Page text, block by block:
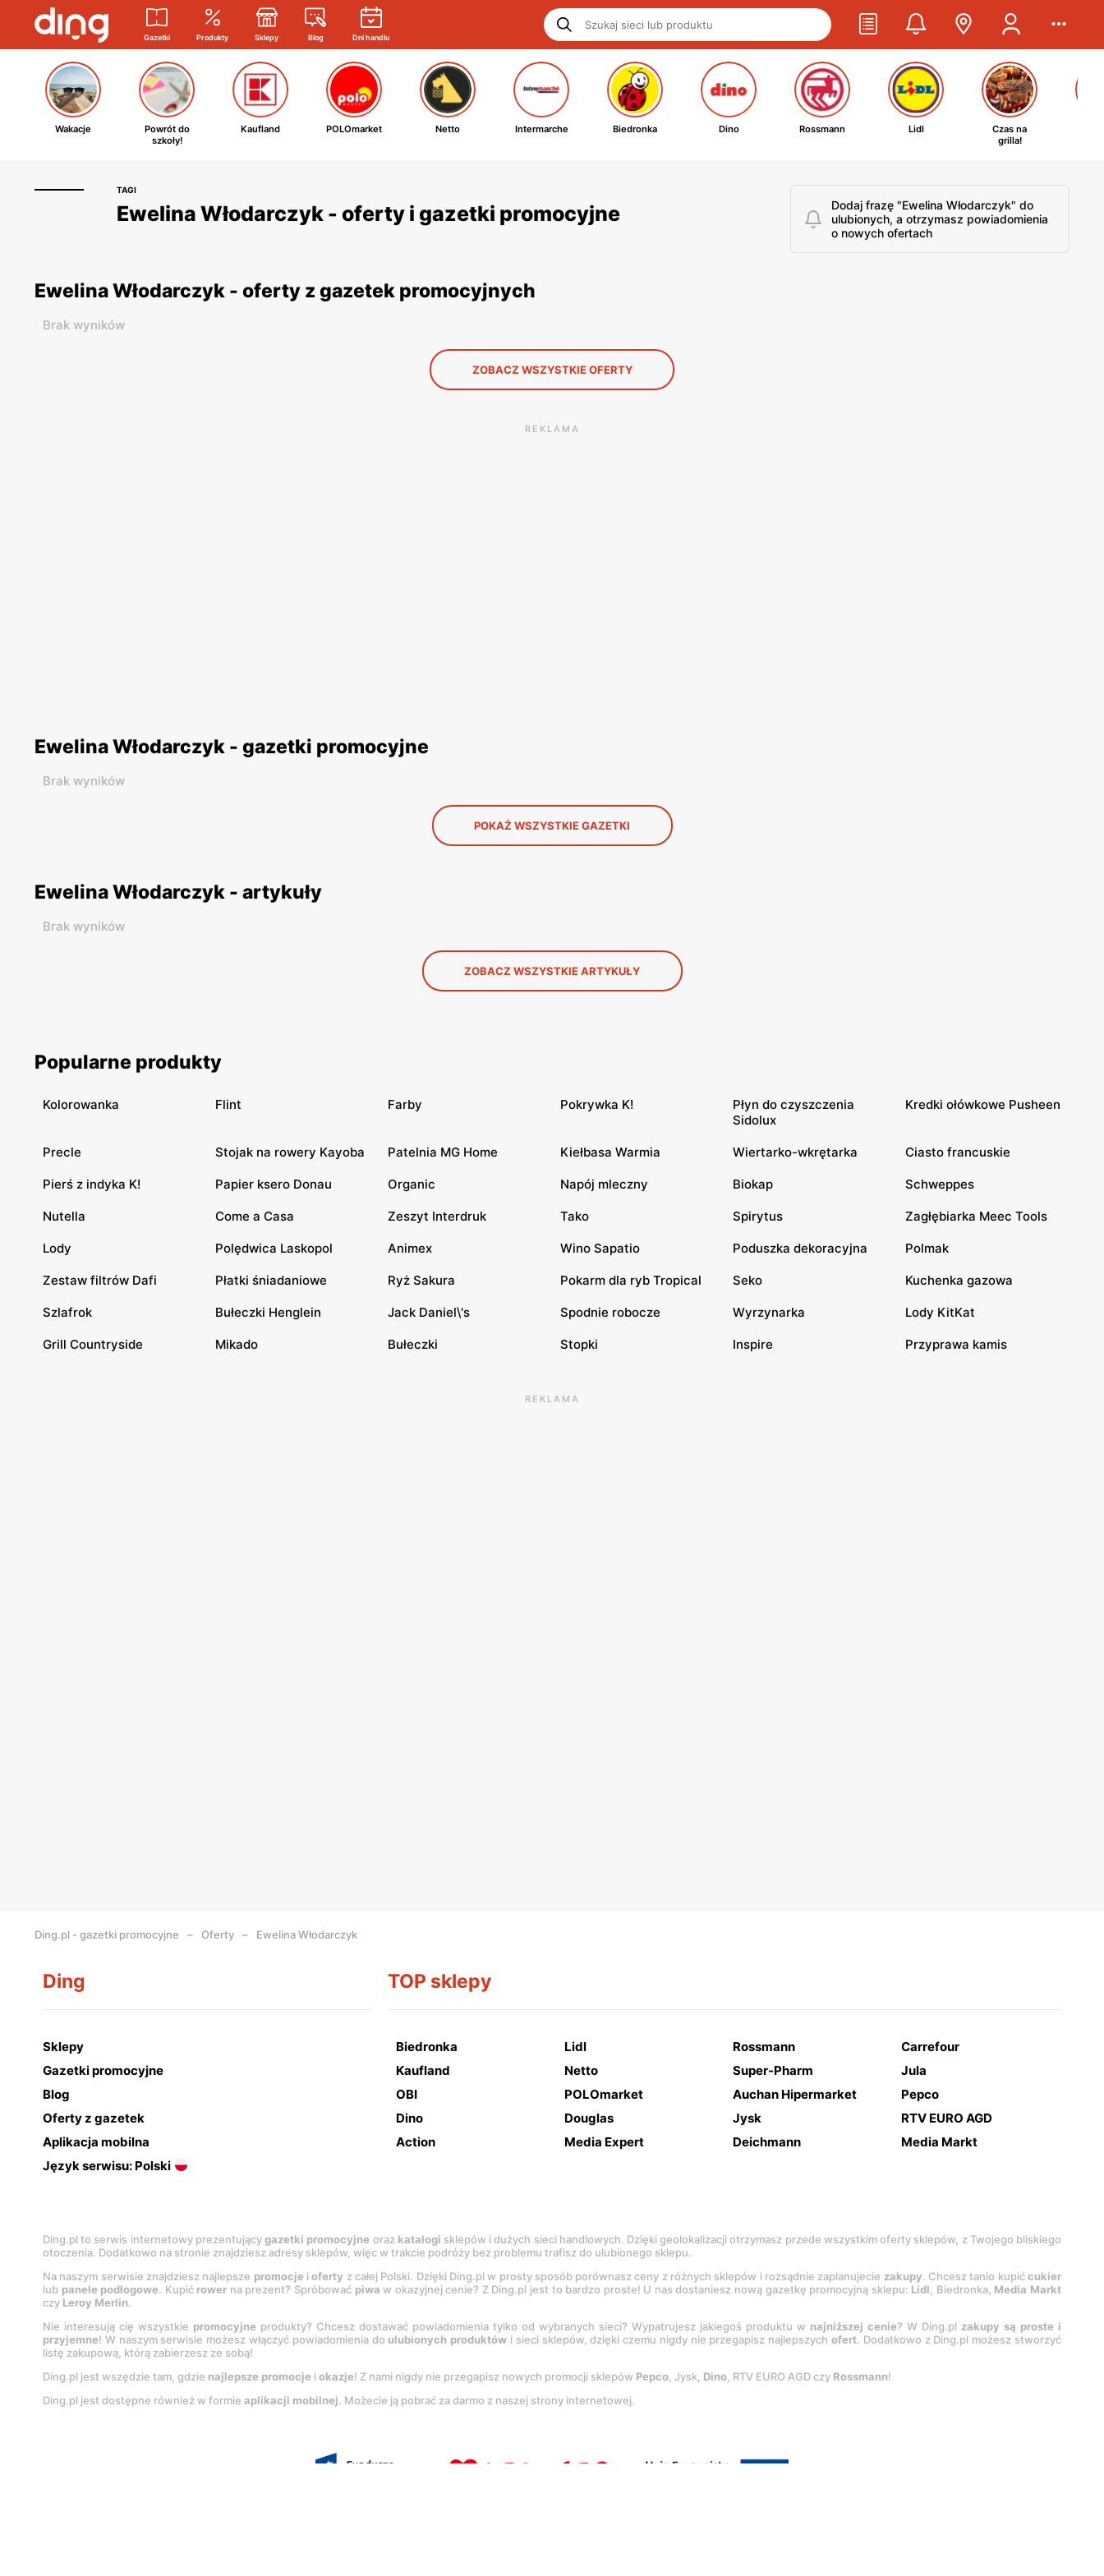
Gazetki Produkty Sklepy Blog Dni handlu
Wakacje
Powrót do
szkoły!
Kaufland POLOmarket Netto Intermarche Biedronka Dino Rossmann Lidl
Czas na
grilla!
TAGI
Ewelina Włodarczyk - oferty i gazetki promocyjne
Dodaj frazę "Ewelina Włodarczyk" do
ulubionych, a otrzymasz powiadomienia
o nowych ofertach
Ewelina Włodarczyk - oferty z gazetek promocyjnych
Brak wyników
ZOBACZ WSZYSTKIE OFERTY
REKLAMA
Ewelina Włodarczyk - gazetki promocyjne
Brak wyników
POKAŻ WSZYSTKIE GAZETKI
Ewelina Włodarczyk - artykuły
Brak wyników
ZOBACZ WSZYSTKIE ARTYKUŁY
Popularne produkty
Kolorowanka Flint Farby Pokrywka K!
Płyn do czyszczenia
Sidolux
Kredki ołówkowe Pusheen
Precle Stojak na rowery Kayoba Patelnia MG Home Kiełbasa Warmia Wiertarko-wkrętarka Ciasto francuskie
Pierś z indyka K! Papier ksero Donau Organic Napój mleczny Biokap Schweppes
Nutella Come a Casa Zeszyt Interdruk Tako Spirytus Zagłębiarka Meec Tools
Lody Polędwica Laskopol Animex Wino Sapatio Poduszka dekoracyjna Polmak
Zestaw filtrów Dafi Płatki śniadaniowe Ryż Sakura Pokarm dla ryb Tropical Seko Kuchenka gazowa
Szlafrok Bułeczki Henglein Jack Daniel\'s Spodnie robocze Wyrzynarka Lody KitKat
Grill Countryside Mikado Bułeczki Stopki Inspire Przyprawa kamis
REKLAMA
Ding.pl - gazetki promocyjne Oferty Ewelina Włodarczyk
Ding
Sklepy
Gazetki promocyjne
Blog
Oferty z gazetek
Aplikacja mobilna
Język serwisu: Polski
TOP sklepy
Biedronka Lidl Rossmann
Carrefour
Kaufland
Netto Super-Pharm
Jula
OBI
POLOmarket Auchan Hipermarket
Pepco
Dino
Douglas Jysk
RTV EURO AGD
Action
Media Expert Deichmann Media Markt
Ding.pl to serwis internetowy prezentującygazetki promocyjne oraz katalogi sklepów i dużych sieci handlowych. Dzięki geolokalizacji otrzymasz przede wszystkim oferty sklepów, z Twojego bliskiego
otoczenia. Dodatkowo na stronie znajdziesz adresy sklepów, więc w trakcie podróży bez problemu trafisz do ulubionego sklepu.
Na naszym serwisie znajdziesz najlepsze promocje ioferty z całej Polski. Dzięki Ding.pl w prosty sposób porównasz ceny z różnych sklepów i rozsądnie zaplanujecie zakupy. Chcesz tanio kupićcukier
lub panele podłogowe. Kupić rower na prezent? Spróbować piwa w okazyjnej cenie? Z Ding.pl jest to bardzo proste! U nas dostaniesz nową gazetkę promocyjną sklepu: Lidl, Biedronka, Media Markt
czy Leroy Merlin.
Nie interesują cię wszystkie promocyjne produkty? Chcesz dostawać powiadomienia tylko od wybranych sieci? Wypatrujesz jakiegoś produktu w najniższej cenie? W Ding.pl zakupy są proste i
przyjemne! W naszym serwisie możesz włączyć powiadomienia do ulubionych produktów i sieci sklepów, dzięki czemu nigdy nie przegapisz najlepszychofert. Dodatkowo z Ding.pl możesz stworzyć
listę zakupową, którą zabierzesz ze sobą!
Ding.pl jest wszędzie tam, gdzie najlepsze promocje i okazje! Z nami nigdy nie przegapisz nowych promocji sklepów Pepco, Jysk, Dino, RTV EURO AGD czy Rossmann!
Ding.pl jest dostępne również w formie aplikacji mobilnej. Możecie ją pobrać za darmo z naszej strony internetowej.